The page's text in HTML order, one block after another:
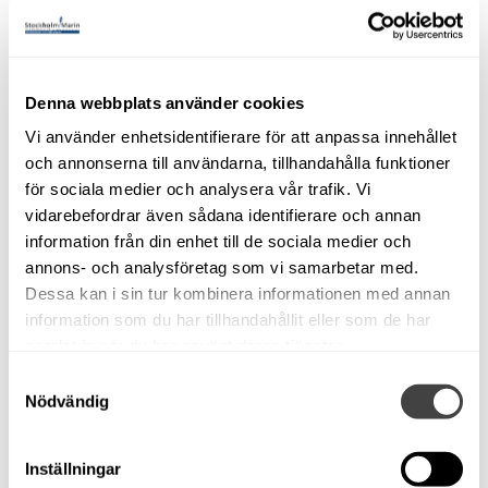
Denna webbplats använder cookies
Vi använder enhetsidentifierare för att anpassa innehållet
och annonserna till användarna, tillhandahålla funktioner
för sociala medier och analysera vår trafik. Vi
vidarebefordrar även sådana identifierare och annan
information från din enhet till de sociala medier och
annons- och analysföretag som vi samarbetar med.
Dessa kan i sin tur kombinera informationen med annan
information som du har tillhandahållit eller som de har
Nödvändig
Inställningar
från 2003 med ny turbo 2023.
inovativ planlösning och planering har gjort sig förtjänt
beskrivningen som en oslagbar semesterbåt för en familj
om 4 personer. Till råga på detta så är just denna
Aquador 26 är också riktigt bra utrustad med bl.a.
följande:
-Bandankarspel Anchormatic i akter med fjärrkontroll
installerad 2024
- Bogpropeller
- Garmin GPS plotter med ekolod
- Dieselkök Wallas Safeflame
- TV med Google chromecast